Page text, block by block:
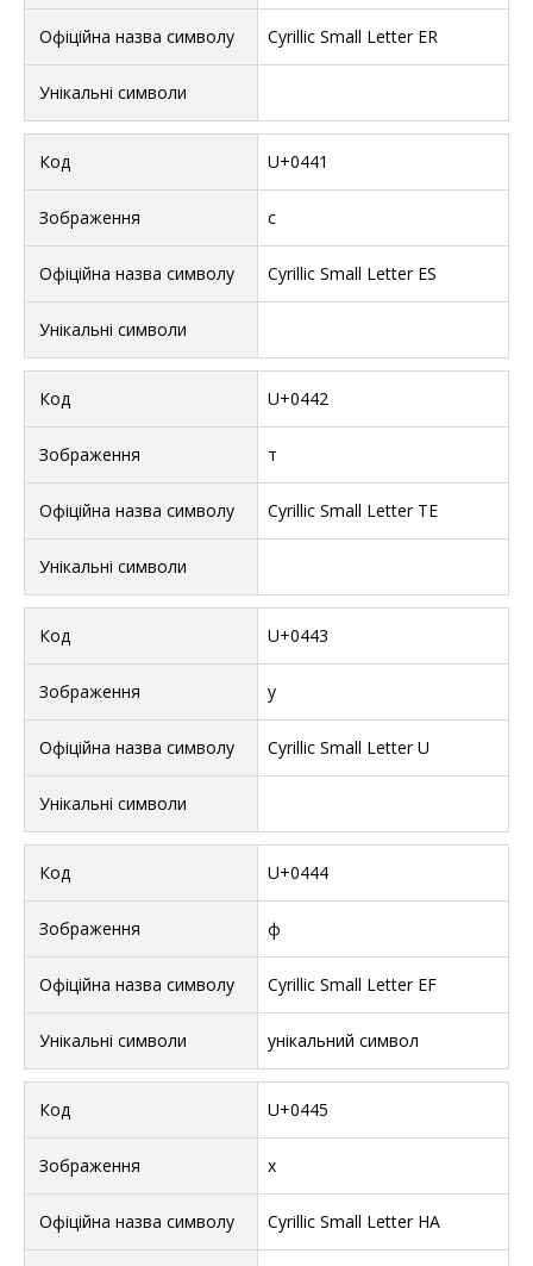
Cyrillic Small Letter ER
U+0441
с
Cyrillic Small Letter ES
U+0442
т
Cyrillic Small Letter TE
U+0443
у
Cyrillic Small Letter U
U+0444
ф
Cyrillic Small Letter EF
унікальний символ
U+0445
х
Cyrillic Small Letter HA